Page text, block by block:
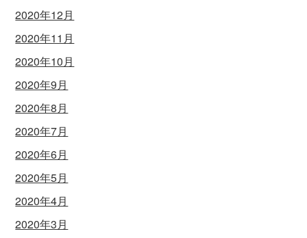
2020年12月
2020年11月
2020年10月
2020年9月
2020年8月
2020年7月
2020年6月
2020年5月
2020年4月
2020年3月